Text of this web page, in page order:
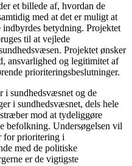
et billede af, hvordan de
med at det er muligt at
indbyrdes betydning. Projektet
til at vejlede
Projektet ønsker
ansvarlighed og legitimitet af
prioriteringsbeslutninger.
i sundhedsvæsnet og de
i sundhedsvæsnet, dels hele
mod at tydeliggøre
befolkning. Undersøgelsen vil
for prioritering i
med de politiske
er de vigtigste